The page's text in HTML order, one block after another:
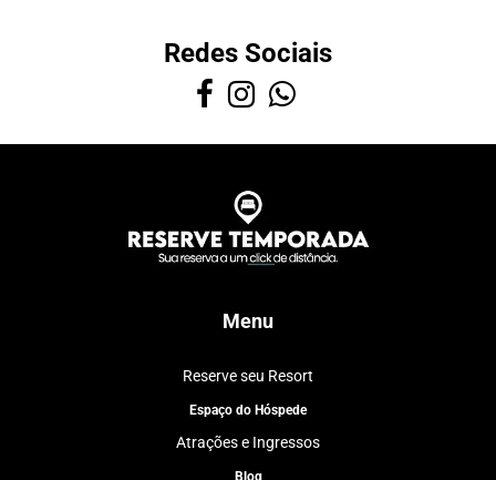
Redes Sociais
Menu
Reserve seu Resort
Espaço do Hóspede
Atrações e Ingressos
Blog